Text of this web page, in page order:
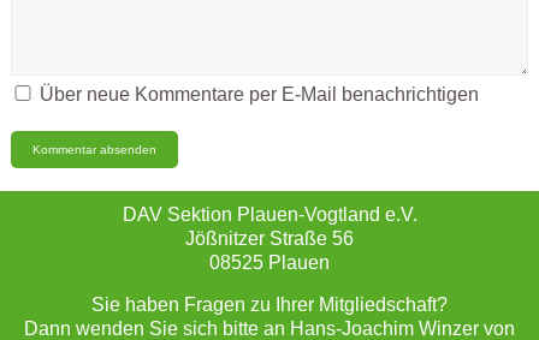
Über neue Kommentare per E-Mail benachrichtigen
DAV Sektion Plauen-Vogtland e.V.
Jößnitzer Straße 56
08525 Plauen
Sie haben Fragen zu Ihrer Mitgliedschaft?
Dann wenden Sie sich bitte an Hans-Joachim Winzer von